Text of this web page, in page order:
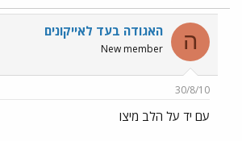
ה האגודה בעד לאייקונים
New member
30/8/10
עם יד על הלב מיצו